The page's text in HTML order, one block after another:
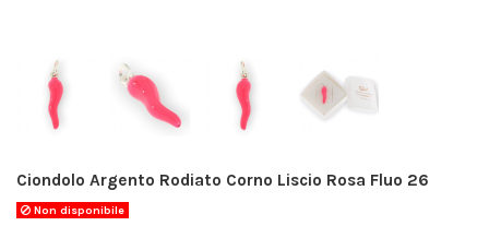
Ciondolo Argento Rodiato Corno Liscio Rosa Fluo 26
Non disponibile